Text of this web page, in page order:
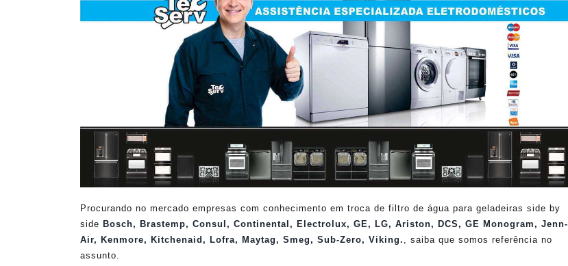
Procurando no mercado empresas com conhecimento em troca de filtro de água para geladeiras side by
side Bosch, Brastemp, Consul , Continental , Electrolux, GE, LG, Ariston, DCS , GE Monogram , Jenn-
Air, Kenmore, Kitchenaid , Lofra, Maytag , Smeg , Sub-Zero, Viking. , saiba que somos referência no
assunto.